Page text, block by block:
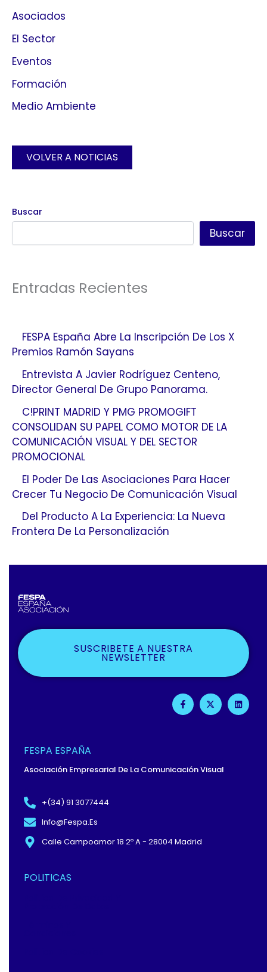
Asociados
El Sector
Eventos
Formación
Medio Ambiente
VOLVER A NOTICIAS
Buscar
Buscar
Entradas Recientes
FESPA España Abre La Inscripción De Los X
Premios Ramón Sayans
Entrevista A Javier Rodríguez Centeno,
Director General De Grupo Panorama.
C!PRINT MADRID Y PMG PROMOGIFT
CONSOLIDAN SU PAPEL COMO MOTOR DE LA
COMUNICACIÓN VISUAL Y DEL SECTOR
PROMOCIONAL
El Poder De Las Asociaciones Para Hacer
Crecer Tu Negocio De Comunicación Visual
Del Producto A La Experiencia: La Nueva
Frontera De La Personalización
SUSCRIBETE A NUESTRA
NEWSLETTER
F
A
C
F
X
-
T
L
I
N
FESPA ESPAÑA
Asociación Empresarial De La Comunicación Visual
+(34) 91 3077444
Info@fespa.es
Calle Campoamor 18 2º A - 28004 Madrid
POLITICAS